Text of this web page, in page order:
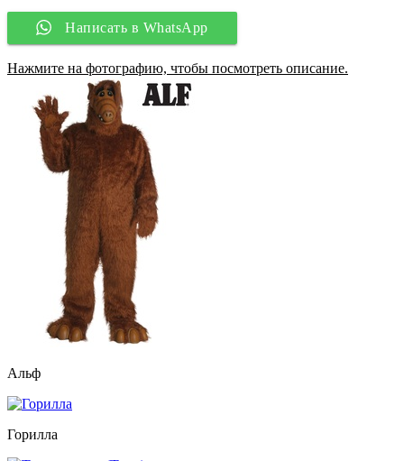
Написать в WhatsApp
Нажмите на фотографию, чтобы посмотреть описание.
Альф
Горилла